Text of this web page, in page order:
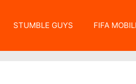
STUMBLE GUYS FIFA